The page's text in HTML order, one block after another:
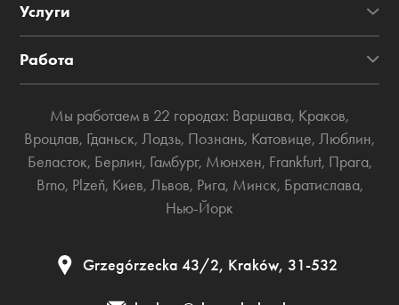
Услуги
Работа
Мы работаем в 22 городах: Варшава, Краков,
Вроцлав, Гданьск, Лодзь, Познань, Катовице, Люблин,
Беласток, Берлин, Гамбург, Мюнхен, Frankfurt, Прага,
Brno, Plzeň, Киев, Львов, Рига, Минск, Братислава,
Нью-Йорк
Grzegórzecka 43/2, Kraków, 31-532